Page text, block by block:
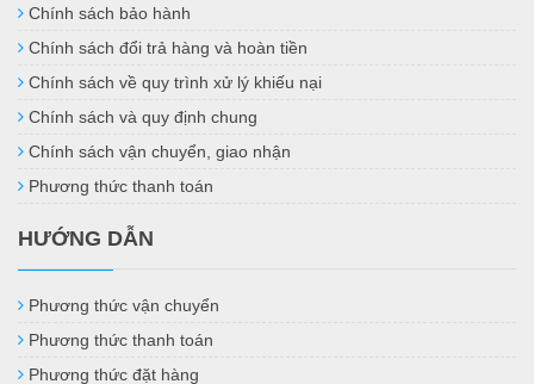
Chính sách bảo hành
Chính sách đổi trả hàng và hoàn tiền
Chính sách về quy trình xử lý khiếu nại
Chính sách và quy định chung
Chính sách vận chuyển, giao nhận
Phương thức thanh toán
HƯỚNG DẪN
Phương thức vận chuyển
Phương thức thanh toán
Phương thức đặt hàng